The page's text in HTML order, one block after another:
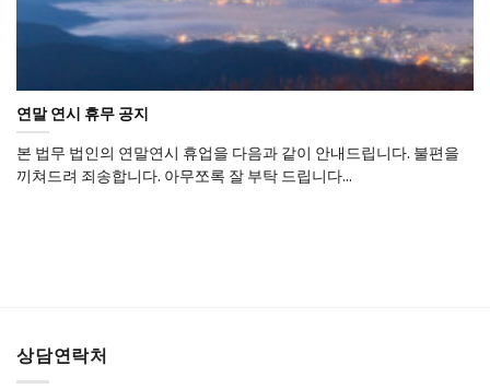
연말 연시 휴무 공지
본 법무 법인의 연말연시 휴업을 다음과 같이 안내드립니다. 불편을
끼쳐드려 죄송합니다. 아무쪼록 잘 부탁 드립니다...
상담연락처